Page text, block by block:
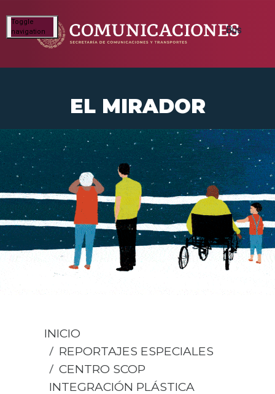
Toggle
navigation
EL MIRADOR
INICIO
REPORTAJES ESPECIALES
CENTRO SCOP
INTEGRACIÓN PLÁSTICA